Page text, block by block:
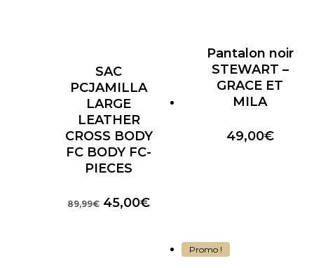
SAC
PCJAMILLA
LARGE
LEATHER
CROSS BODY
FC BODY FC-
PIECES
89,99€ Le
45,00€Le
est :
Pantalon noir
STEWART –
GRACE ET
MILA
49,00€
Promo !